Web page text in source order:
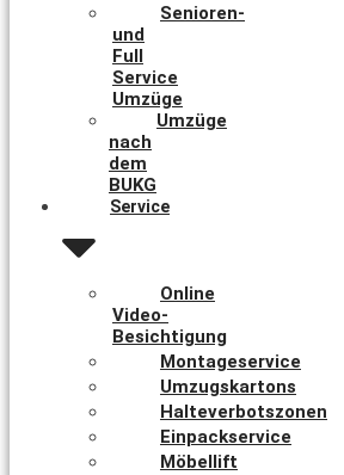
Senioren-
und
Full
Service
Umzüge
Umzüge
nach
dem
BUKG
Service
Online
Video-
Besichtigung
Montageservice
Umzugskartons
Halteverbotszonen
Einpackservice
Möbellift